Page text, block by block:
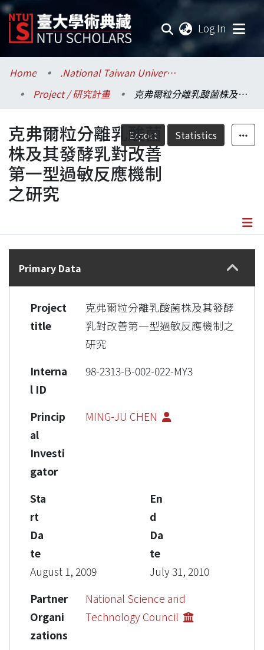
Log In
Communities & Collections
Research Outputs
Fundings & Projects
Researchers
Organizations
Home
.National Taiwan University / 國立臺灣大學
Project / 研究計畫
克弗爾粒分離乳酸菌株及其發酵乳對改善第一型過敏反應機制之研究
Export Statistics
克弗爾粒分離乳酸菌
株及其發酵乳對改善
第一型過敏反應機制
之研究
Details
Primary Data
Project
title
克弗爾粒分離乳酸菌株及其發酵
乳對改善第一型過敏反應機制之
研究
Interna
l ID
98-2313-B-002-022-MY3
Princip
al
Investi
gator
MING-JU CHEN
Sta
rt
Da
te
August 1, 2009
En
d
Da
te
July 31, 2010
Partner
Organi
zations
National Science and
Technology Council